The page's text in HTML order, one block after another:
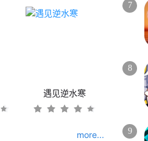
遇见逆水寒
more...
7
8
9